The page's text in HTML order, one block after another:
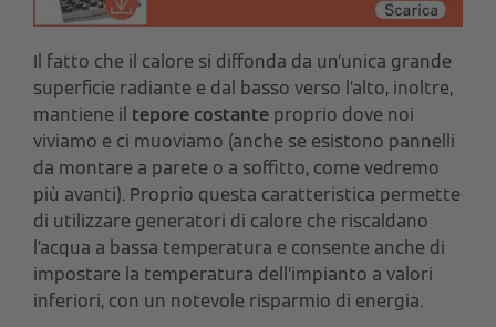
Il fatto che il calore si diffonda da un’unica grande
superficie radiante e dal basso verso l’alto, inoltre,
mantiene il tepore costante proprio dove noi
viviamo e ci muoviamo (anche se esistono pannelli
da montare a parete o a soffitto, come vedremo
più avanti). Proprio questa caratteristica permette
di utilizzare generatori di calore che riscaldano
l’acqua a bassa temperatura e consente anche di
impostare la temperatura dell’impianto a valori
inferiori, con un notevole risparmio di energia.